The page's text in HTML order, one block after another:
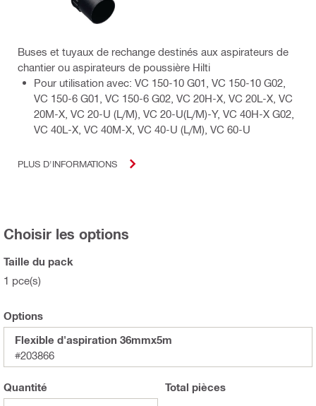
Buses et tuyaux de rechange destinés aux aspirateurs de
chantier ou aspirateurs de poussière Hilti
Pour utilisation avec: VC 150-10 G01, VC 150-10 G02,
VC 150-6 G01, VC 150-6 G02, VC 20H-X, VC 20L-X, VC
20M-X, VC 20-U (L/M), VC 20-U(L/M)-Y, VC 40H-X G02,
VC 40L-X, VC 40M-X, VC 40-U (L/M), VC 60-U
PLUS D'INFORMATIONS
Choisir les options
Taille du pack
1 pce(s)
Options
Flexible d'aspiration 36mmx5m
#203866
Quantité Total pièces